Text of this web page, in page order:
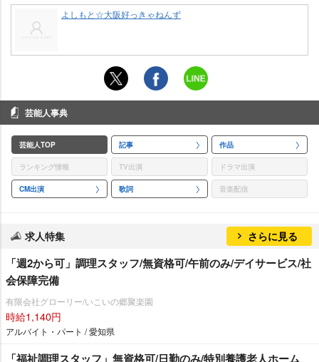
よしもと☆大阪好っきゃねんず
芸能人事典
芸能人TOP 記事 作品
ランキング情報 TV出演 ドラマ出演
CM出演 歌詞 音楽配信
求人特集 さらに見る
「週2から可」調理スタッフ/無資格可/午前のみ/デイサービス/社
会保障完備
有限会社グローリー/いこいの郷聚楽園
時給1,140円
アルバイト・パート / 愛知県
「福祉調理スタッフ」無資格可/日勤のみ/特別養護老人ホーム